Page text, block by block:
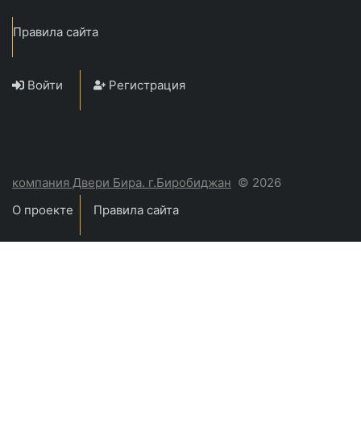
Правила сайта
Войти Регистрация
компания Двери Бира. г.Биробиджан © 2026
О проекте
Правила сайта